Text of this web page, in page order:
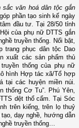
sắc văn hoá dân tộc gắn
phần tạo sinh kế ngày
đầu tư. Tại 28/50 tỉnh
của phụ nữ DTTS gắn
truyền thống. Nổi bật,
trang phục dân tộc Dao
xuất các sản phẩm thủ
thống của phụ nữ
hình Hợp tác xã/Tổ hợp
tại các huyện miền núi.
thống Cơ Tu”. Phú Yên,
dệt thổ cẩm. Tại Sóc
trên kiếng, trên lọ thuỷ
dạy nghề, hướng dẫn
truyền thống…